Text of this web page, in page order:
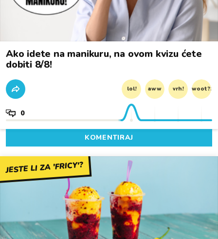
Ako idete na manikuru, na ovom kvizu ćete
dobiti 8/8!
lol! aww vrh! woot?!
0
KOMENTIRAJ
JESTE LI ZA 'FRICY'?